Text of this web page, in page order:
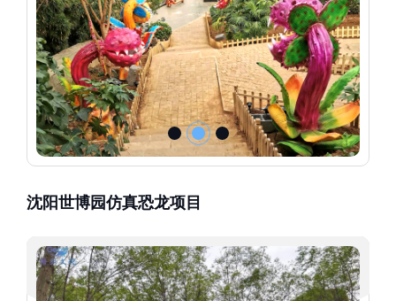
沈阳世博园仿真恐龙项目